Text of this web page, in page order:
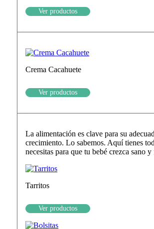
Ver productos
Crema Cacahuete
Ver productos
La alimentación es clave para su
crecimiento. Lo sabemos. Aquí tienes
necesitas para que tu bebé crezca sano y
Tarritos
Ver productos